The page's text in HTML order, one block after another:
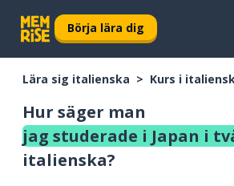
Börja lära dig
Lära sig italienska Kurs i
Hur säger man
jag studerade i Japan i
italienska?